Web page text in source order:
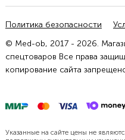
Политика безопасности
© Med-ob, 2017 - 2026.
спецтоваров Все права
копирование сайта
Указанные на сайте цены не